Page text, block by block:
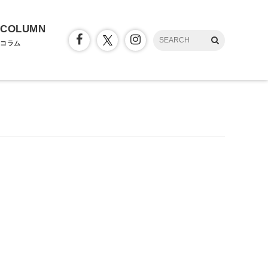
COLUMN
コラム